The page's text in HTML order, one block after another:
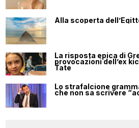
Alla scoperta
La risposta epica di
provocazioni dell’ex
Tate
Lo strafalcione
che non sa scrivere